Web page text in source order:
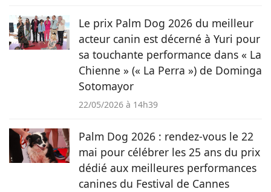
Le prix Palm Dog 2026 du meilleur
acteur canin est décerné à Yuri pour
sa touchante performance dans « La
Chienne » (« La Perra ») de Dominga
Sotomayor
22/05/2026 à 14h39
Palm Dog 2026 : rendez-vous le 22
mai pour célébrer les 25 ans du prix
dédié aux meilleures performances
canines du Festival de Cannes